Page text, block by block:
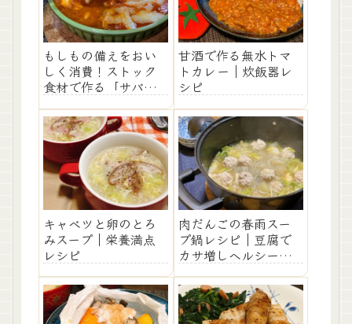
もしもの備えをおい
しく消費！ストック
食材で作る「サバ缶
せ」レシピ
甘酒で作る無水トマ
トカレー｜炊飯器レ
シピ
キャベツと卵のとろ
みスープ｜栄養満点
レシピ
肉だんごの春雨スー
プ鍋レシピ｜豆腐で
カサ増しヘルシー腸